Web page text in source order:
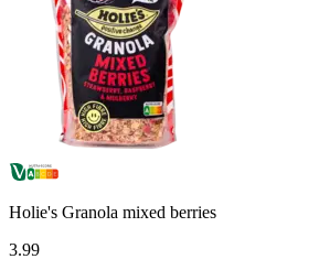
Holie's Granola mixed berries
3.99